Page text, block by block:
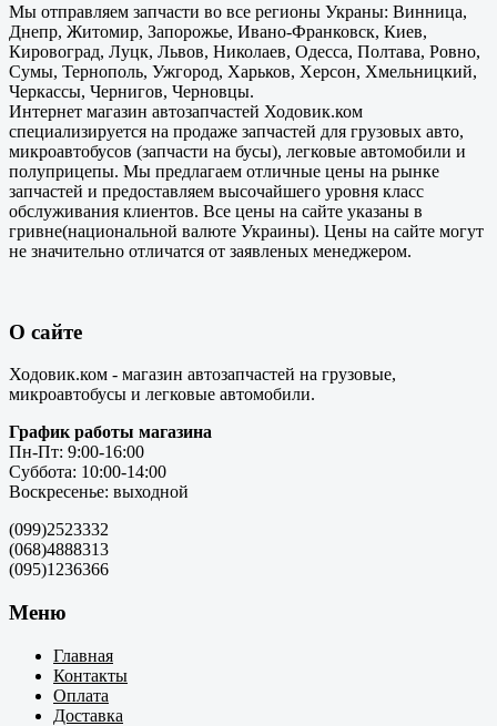
Мы отправляем запчасти во все регионы Украны: Винница,
Днепр, Житомир, Запорожье, Ивано-Франковск, Киев,
Кировоград, Луцк, Львов, Николаев, Одесса, Полтава, Ровно,
Сумы, Тернополь, Ужгород, Харьков, Херсон, Хмельницкий,
Черкассы, Чернигов, Черновцы.
Интернет магазин автозапчастей Ходовик.ком
специализируется на продаже запчастей для грузовых авто,
микроавтобусов (запчасти на бусы), легковые автомобили и
полуприцепы. Мы предлагаем отличные цены на рынке
запчастей и предоставляем высочайшего уровня класс
обслуживания клиентов. Все цены на сайте указаны в
гривне(национальной валюте Украины). Цены на сайте могут
не значительно отличатся от заявленых менеджером.
О сайте
Ходовик.ком - магазин автозапчастей на грузовые,
микроавтобусы и легковые автомобили.
График работы магазина
Пн-Пт: 9:00-16:00
Суббота: 10:00-14:00
Воскресенье: выходной
(099)2523332
(068)4888313
(095)1236366
Меню
Главная
Контакты
Оплата
Доставка